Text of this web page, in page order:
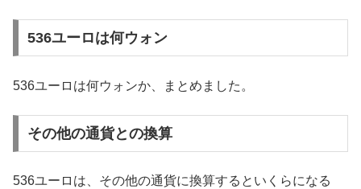
536ユーロは何ウォン
536ユーロは何ウォンか、まとめました。
その他の通貨との換算
536ユーロは、その他の通貨に換算するといくらになる